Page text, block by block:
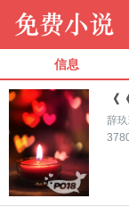
信息
《
辞